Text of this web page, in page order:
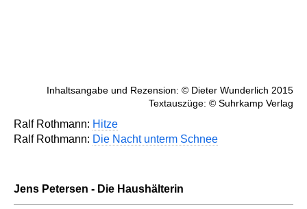
Inhaltsangabe und Rezension: © Dieter Wunderlich 2015
Textauszüge: © Suhrkamp Verlag
Ralf Rothmann: Hitze
Ralf Rothmann: Die Nacht unterm Schnee
Jens Petersen - Die Haushälterin